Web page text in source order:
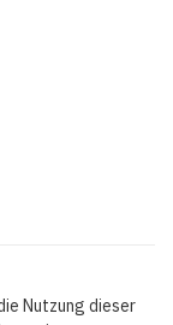
Nutzung dieser